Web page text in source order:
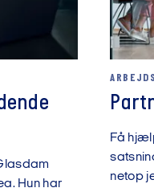
Hun har
Få
netop